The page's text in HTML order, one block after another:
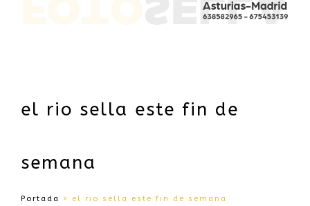
el rio sella este fin de
semana
Portada » el rio sella este fin de semana